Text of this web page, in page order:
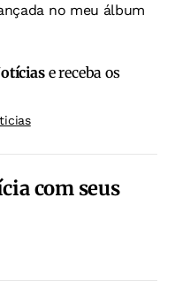
no meu álbum
e receba os
com seus